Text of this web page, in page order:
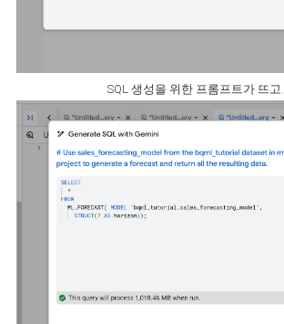
SQL 생성을 위한 프롬프트가 뜨고...